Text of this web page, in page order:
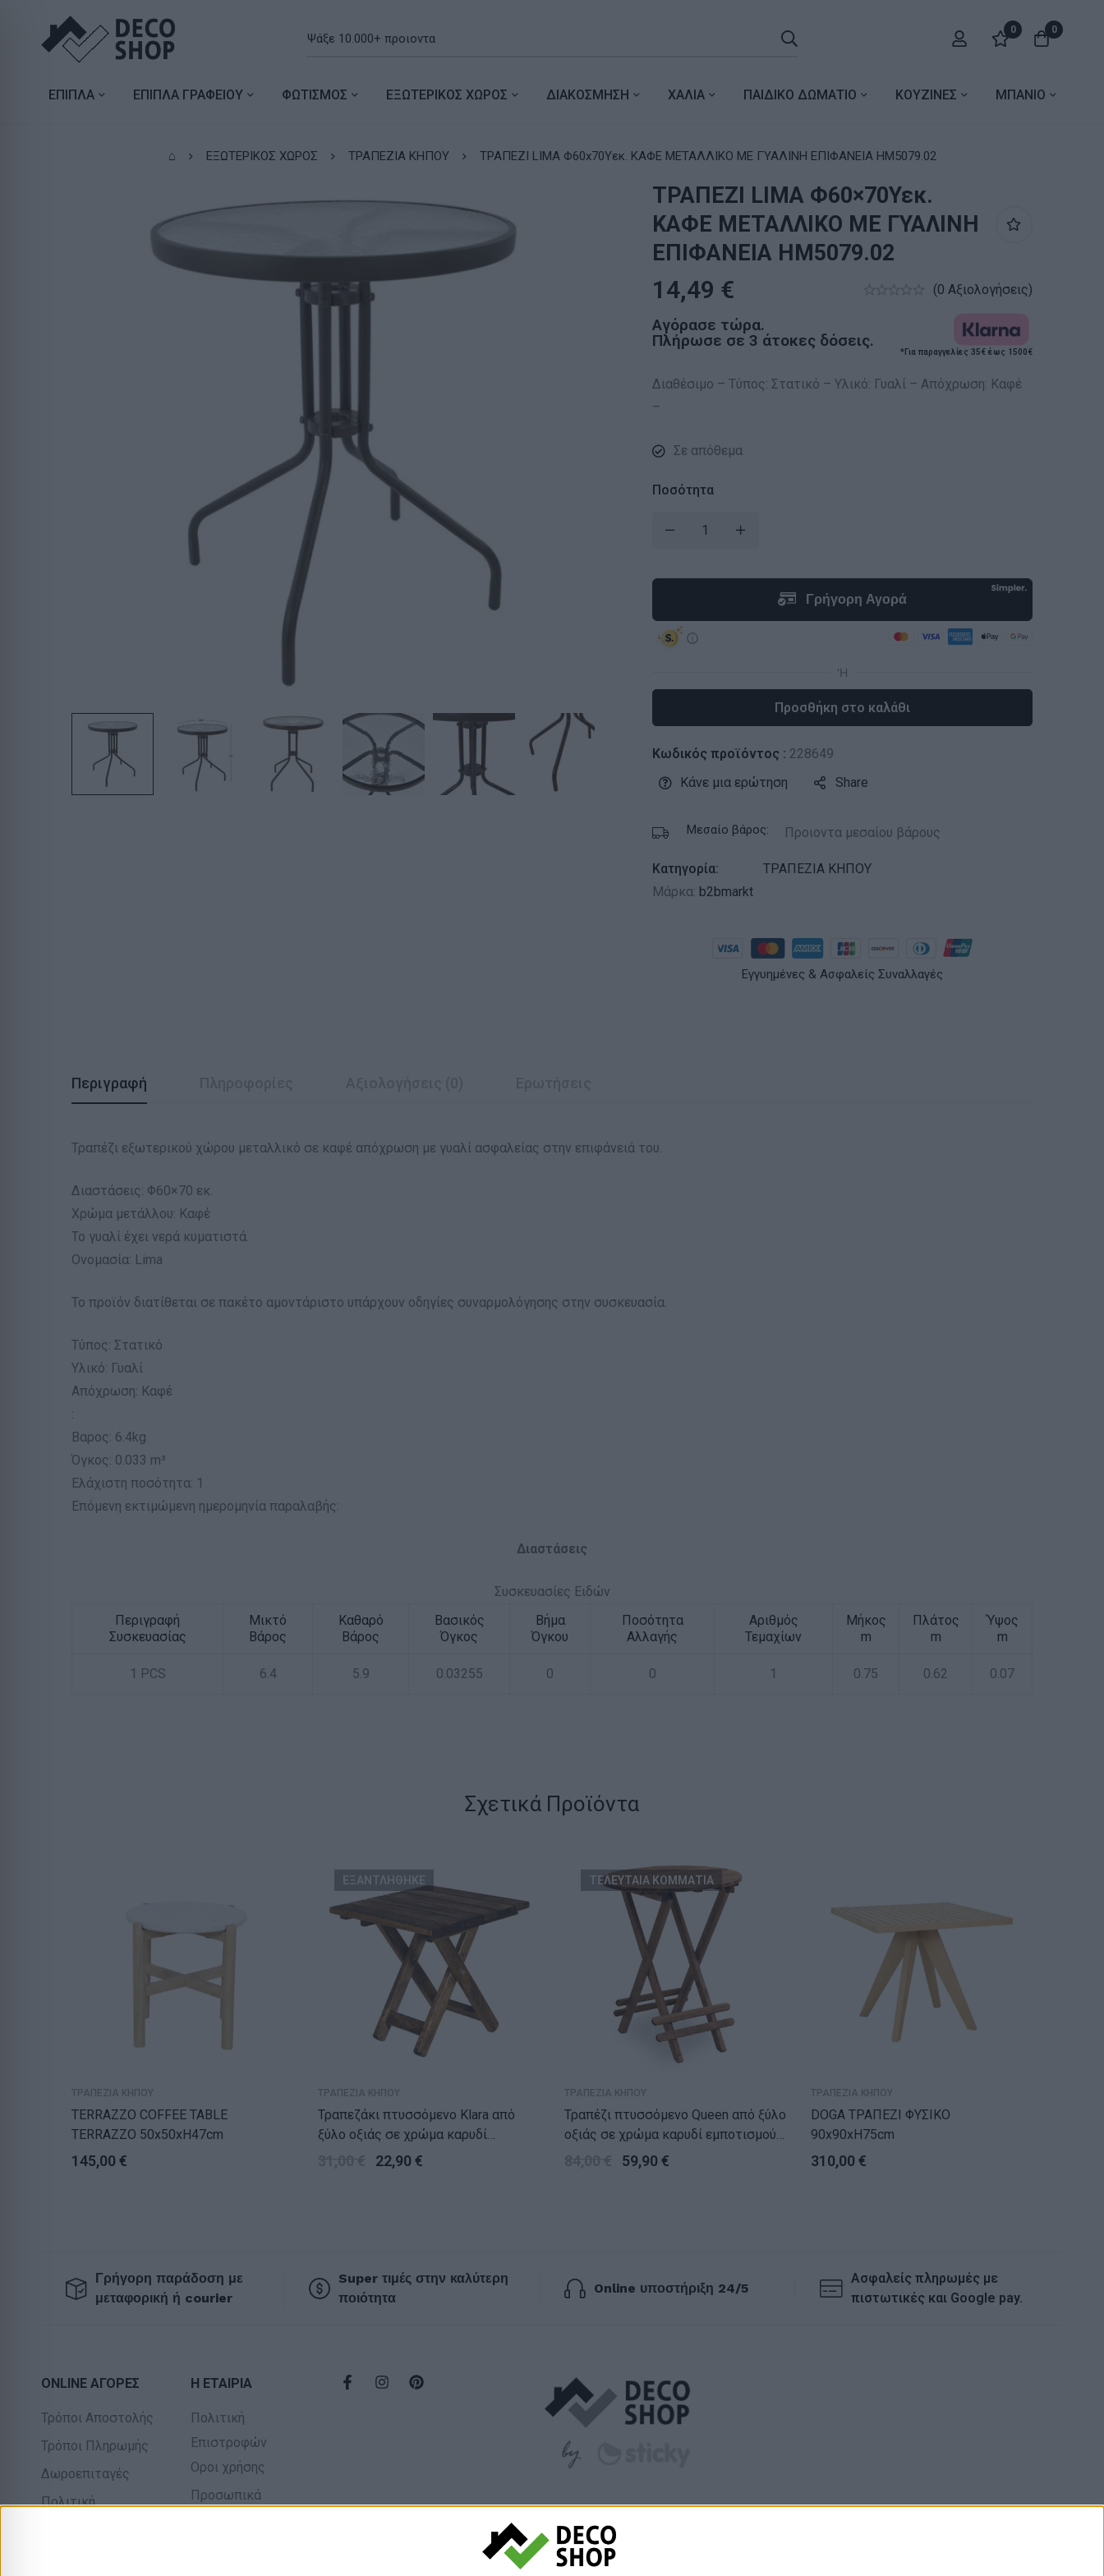
0 0
ΕΠΙΠΛΑ ΕΠΙΠΛΑ ΓΡΑΦΕΙΟΥ ΦΩΤΙΣΜΟΣ ΕΞΩΤΕΡΙΚΟΣ ΧΩΡΟΣ ΔΙΑΚΟΣΜΗΣΗ ΧΑΛΙΑ ΠΑΙΔΙΚΟ ΔΩΜΑΤΙΟ ΚΟΥΖΙΝΕΣ ΜΠΑΝΙΟ
⌂ ΕΞΩΤΕΡΙΚΟΣ ΧΩΡΟΣ ΤΡΑΠΕΖΙΑ ΚΗΠΟΥ ΤΡΑΠΕΖΙ LIMA Φ60x70Υεκ. ΚΑΦΕ ΜΕΤΑΛΛΙΚΟ ΜΕ ΓΥΑΛΙΝΗ ΕΠΙΦΑΝΕΙΑ HM5079.02
ΤΡΑΠΕΖΙ LIMA Φ60×70Υεκ.
ΚΑΦΕ ΜΕΤΑΛΛΙΚΟ ΜΕ ΓΥΑΛΙΝΗ
ΕΠΙΦΑΝΕΙΑ HM5079.02
14,49 € (0 Αξιολογήσεις)
Αγόρασε τώρα.
Πλήρωσε σε 3 άτοκες δόσεις.
*Για παραγγελίες 35€ έως 1500€
Διαθέσιμο – Τύπος: Στατικό – Υλικό: Γυαλί – Απόχρωση: Καφέ
–
Σε απόθεμα
Ποσότητα
Προσθήκη στο καλάθι
Κωδικός προϊόντος : 228649
Κάνε μια ερώτηση
Share
Μεσαίο βάρος: Προιοντα μεσαίου βάρους
Κατηγορία:
ΤΡΑΠΕΖΙΑ ΚΗΠΟΥ
Μάρκα: b2bmarkt
Εγγυημένες & Ασφαλείς Συναλλαγές
Περιγραφή
Τραπέζι εξωτερικού χώρου μεταλλικό σε καφέ απόχρωση με γυαλί ασφαλείας στην επιφάνειά του.
Διαστάσεις: Φ60×70 εκ.
Χρώμα μετάλλου: Καφέ
Το γυαλί έχει νερά κυματιστά.
Ονομασία: Lima
Το προϊόν διατίθεται σε πακέτο αμοντάριστο υπάρχουν οδηγίες συναρμολόγησης στην συσκευασία.
Τύπος: Στατικό
Υλικό: Γυαλί
Απόχρωση: Καφέ
:
Βαρος: 6.4kg
Όγκος: 0.033 m³
Ελάχιστη ποσότητα: 1
Επόμενη εκτιμώμενη ημερομηνία παραλαβής:
Διαστάσεις
Συσκευασίες Ειδών
Περιγραφή
Συσκευασίας
Μικτό
Βάρος
Καθαρό
Βάρος
Βασικός
Όγκος
Βήμα
Όγκου
Ποσότητα
Αλλαγής
Αριθμός
Τεμαχίων
Μήκος
m
Πλάτος
m
Ύψος
m
1 PCS 6.4 5.9 0.03255 0 0 1 0.75 0.62 0.07
Σχετικά Προϊόντα
ΤΡΑΠΕΖΙΑ ΚΗΠΟΥ
TERRAZZO COFFEE TABLE
TERRAZZO 50x50xH47cm
145,00 €
ΕΞΑΝΤΛΗΘΗΚΕ
ΤΡΑΠΕΖΙΑ ΚΗΠΟΥ
Τραπεζάκι πτυσσόμενο Klara από
ξύλο οξιάς σε χρώμα καρυδί
εμποτισμού 45x45x45εκ.
22,90 €
ΤΕΛΕΥΤΑΙΑ ΚΟΜΜΑΤΙΑ
ΤΡΑΠΕΖΙΑ ΚΗΠΟΥ
Τραπέζι πτυσσόμενο Queen από ξύλο
οξιάς σε χρώμα καρυδί εμποτισμού
Ø60×75εκ.59,90 €
ΤΡΑΠΕΖΙΑ ΚΗΠΟΥ
DOGA ΤΡΑΠΕΖΙ ΦΥΣΙΚΟ
90x90xH75cm
310,00 €
Γρήγορη παράδοση με
μεταφορική ή courier
Super τιμές στην καλύτερη
ποιότητα
Online υποστήριξη 24/5
Ασφαλείς πληρωμές με
πιστωτικές και Google pay.
ONLINE ΑΓΟΡΕΣ
Τρόποι Αποστολής
Τρόποι Πληρωμής
Δωροεπιταγές
Πολιτική
Η ΕΤΑΙΡΙΑ
Πολιτική
Επιστροφών
Οροι χρήσης
Προσωπικά